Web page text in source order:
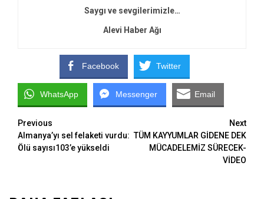
Saygı ve sevgilerimizle…
Alevi Haber Ağı
Facebook Twitter
WhatsApp Messenger Email
Continue
Reading
Previous
Almanya’yı sel felaketi vurdu:
Ölü sayısı103’e yükseldi
Next
TÜM KAYYUMLAR GİDENE DEK
MÜCADELEMİZ SÜRECEK-
VİDEO